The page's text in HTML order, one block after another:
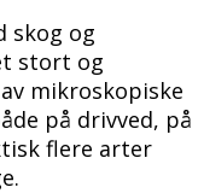
skog og
stort og
mikroskopiske
på drivved, på
flere arter